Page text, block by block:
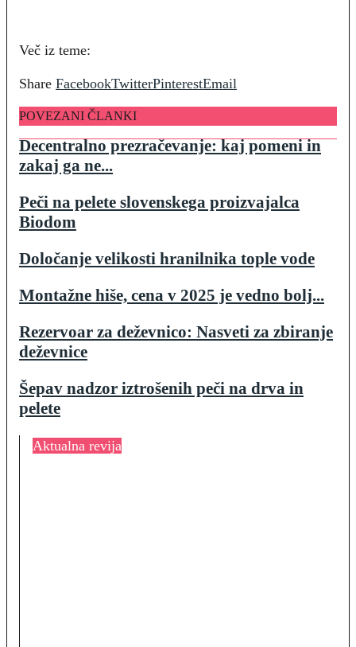
Več iz teme:
Share FacebookTwitterPinterestEmail
POVEZANI ČLANKI
Decentralno prezračevanje: kaj pomeni in
zakaj ga ne...
Peči na pelete slovenskega proizvajalca
Biodom
Določanje velikosti hranilnika tople vode
Montažne hiše, cena v 2025 je vedno bolj...
Rezervoar za deževnico: Nasveti za zbiranje
deževnice
Šepav nadzor iztrošenih peči na drva in
pelete
Aktualna revija